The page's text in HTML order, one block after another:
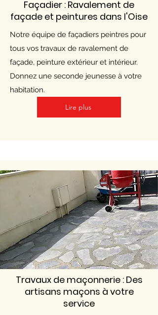
Façadier : Ravalement de
façade et peintures dans l'Oise
Notre équipe de façadiers peintres pour
tous vos travaux de ravalement de
façade, peinture extérieur et intérieur.
Donnez une seconde jeunesse à votre
habitation.
Lire plus
Travaux de maçonnerie : Des
artisans maçons à votre
service